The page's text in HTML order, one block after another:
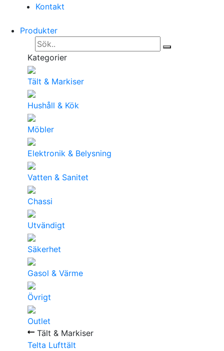
Kontakt
Produkter
Kategorier
Tält & Markiser
Hushåll & Kök
Möbler
Elektronik & Belysning
Vatten & Sanitet
Chassi
Utvändigt
Säkerhet
Gasol & Värme
Övrigt
Outlet
Tält & Markiser
Telta Lufttält